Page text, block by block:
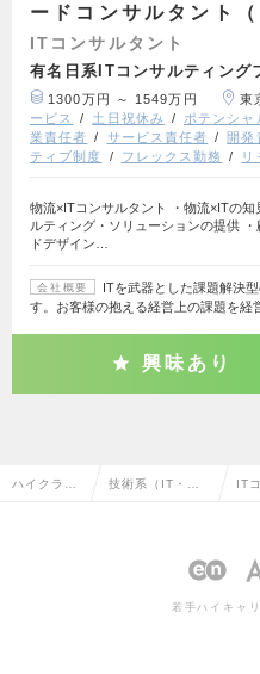
ードコンサルタント
ITコンサルタント
有名日系ITコンサルティン
1300万円 ～ 1549万円 東
ービス
土日祝休み ポテンシャ
業責任者
サービス責任者 開発
ティブ制度
フレックス勤務 リ
物流×ITコンサルタント ・物流×ITの知
ルティング・ソリューションの提供
ドデザイン…
会社概要
ITを武器とした課題解決
す。お客様の抱える経営上の課題を経
興味あり
ハイクラス 技術系（IT・We IT
若手ハイキャ